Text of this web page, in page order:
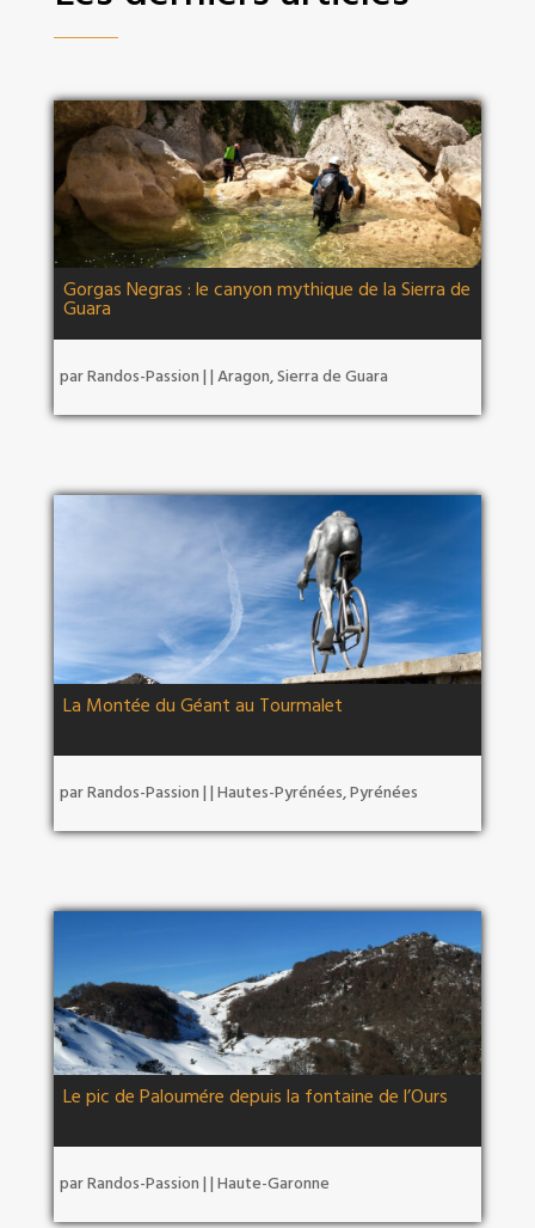
Gorgas Negras : le canyon mythique de la Sierra de
Guara
parRandos-Passion | | Aragon,Sierra de Guara
La Montée du Géant au Tourmalet
parRandos-Passion | | Hautes-Pyrénées,Pyrénées
Le pic de Paloumére depuis la fontaine de l’Ours
parRandos-Passion | | Haute-Garonne